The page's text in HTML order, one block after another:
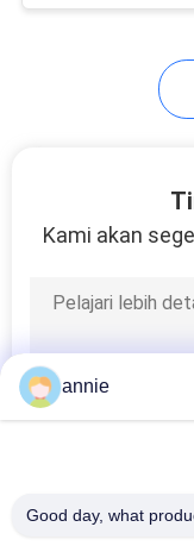
Kotak
Kami akan
annie
Good day, what